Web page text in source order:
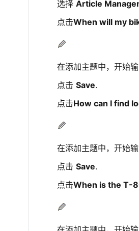
选择 Article
点击When will my
在添加主题中，开始
点击 Save.
点击How can I find
在添加主题中，开始
点击 Save.
点击When is the T-